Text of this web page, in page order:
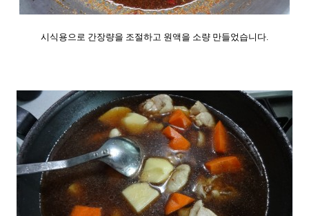
시식용으로 간장량을 조절하고 원액을 소량 만들었습니다.